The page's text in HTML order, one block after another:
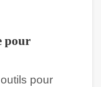
pour
pour